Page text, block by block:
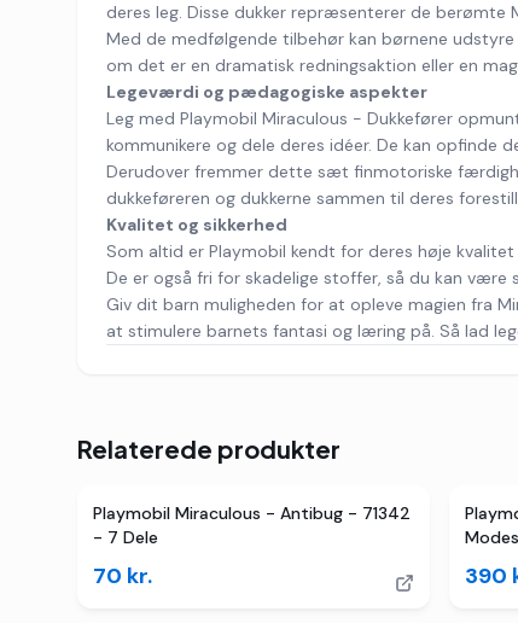
deres leg. Disse dukker repræsenterer de berømte
Med de medfølgende tilbehør kan børnene
om det er en dramatisk redningsaktion eller en
Legeværdi og pædagogiske aspekter
Leg med Playmobil Miraculous - Dukkefører
kommunikere og dele deres idéer. De kan opfinde
Derudover fremmer dette sæt finmotoriske
dukkeføreren og dukkerne sammen til deres
Kvalitet og sikkerhed
Som altid er Playmobil kendt for deres høje
De er også fri for skadelige stoffer, så du kan være
Giv dit barn muligheden for at opleve magien fra
at stimulere barnets fantasi og læring på. Så lad
Relaterede produkter
Playmobil Miraculous - Antibug - 71342
- 7 Dele
70 kr. 390